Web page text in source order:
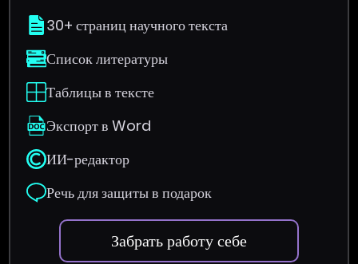
30+ страниц научного текста
Список литературы
Таблицы в тексте
Экспорт в Word
ИИ-редактор
Речь для защиты в подарок
Забрать работу себе